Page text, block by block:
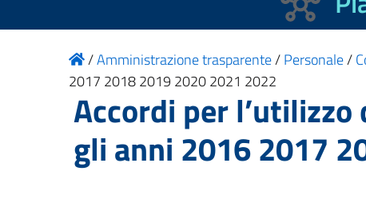
/Amministrazione trasparente/Personale/
2017 2018 2019 2020 2021 2022
Accordi per l’utilizzo
gli anni 2016 2017